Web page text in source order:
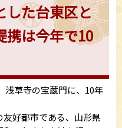
した台東区と
携は今年で10
浅草寺の宝蔵門に、10年
好都市である、山形県